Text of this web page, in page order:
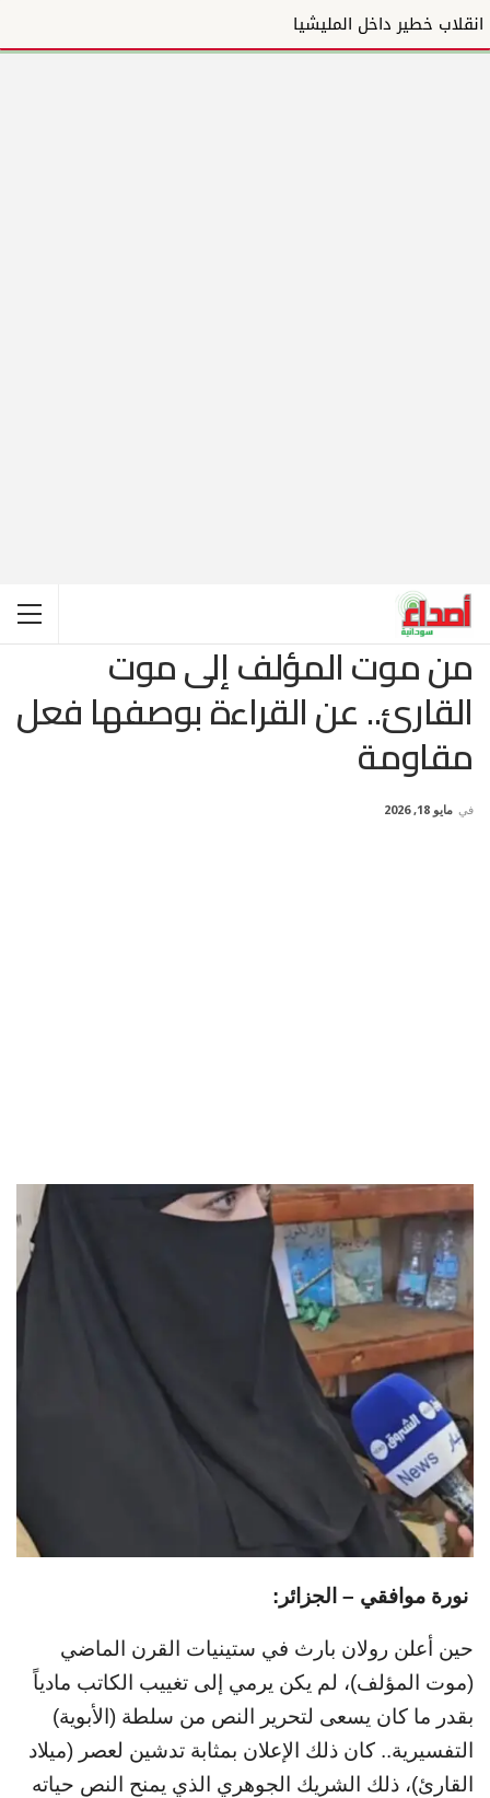
انقلاب خطير داخل المليشيا
من موت المؤلف إلى موت
القارئ.. عن القراءة بوصفها فعل
مقاومة
في مايو 18, 2026
نورة موافقي – الجزائر:
حين أعلن رولان بارث في ستينيات القرن الماضي
(موت المؤلف)، لم يكن يرمي إلى تغييب الكاتب مادياً
بقدر ما كان يسعى لتحرير النص من سلطة (الأبوية)
التفسيرية.. كان ذلك الإعلان بمثابة تدشين لعصر (ميلاد
القارئ)، ذلك الشريك الجوهري الذي يمنح النص حياته